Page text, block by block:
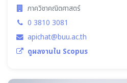
ภาควิชาคณิตศาสตร์
0 3810 3081
apichat@buu.ac.th
ดูผลงานใน Scopus